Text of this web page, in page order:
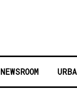
NEWSROOM